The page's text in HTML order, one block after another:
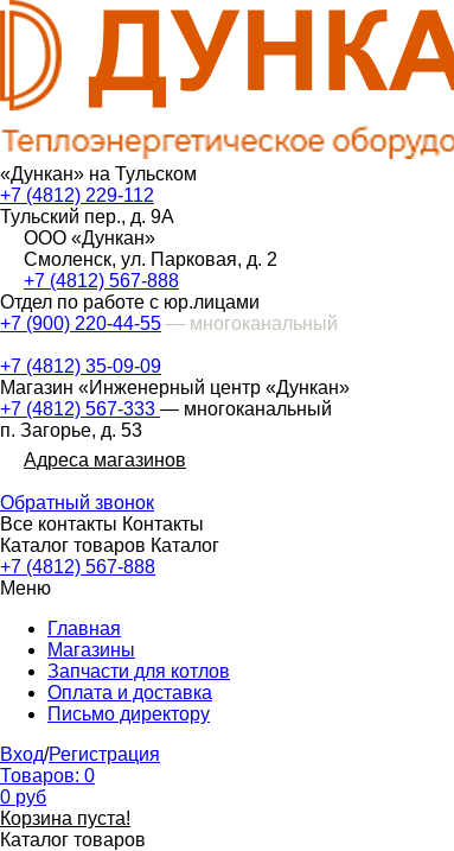
«Дункан» на Тульском
+7 (4812) 229-112
Тульский пер., д. 9А
ООО «Дункан»
Смоленск, ул. Парковая, д. 2
+7 (4812) 567-888
Отдел по работе с юр.лицами
+7 (900) 220-44-55 — многоканальный
+7 (4812) 35-09-09
Магазин «Инженерный центр «Дункан»
+7 (4812) 567-333 — многоканальный
п. Загорье, д. 53
Адреса магазинов
Обратный звонок
Все контакты Контакты
Каталог товаров Каталог
+7 (4812) 567-888
Меню
Главная
Магазины
Запчасти для котлов
Оплата и доставка
Письмо директору
Вход/Регистрация
Товаров: 0
0 руб
Корзина пуста!
Каталог товаров